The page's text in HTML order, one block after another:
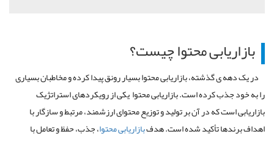
بازاریابی محتوا چیست؟
در یک دهه ی گذشته، بازاریابی محتوا بسیار رونق پیدا کرده و مخاطبان بسیاری
را به خود جذب کرده است. بازاریابی محتوا یکی از رویکردهای استراتژیک
بازاریابی است که در آن بر تولید و توزیع محتوای ارزشمند، مرتبط و سازگار با
اهداف برندها تأکید شده است. هدفبازاریابی محتوا، جذب، حفظ و تعامل با